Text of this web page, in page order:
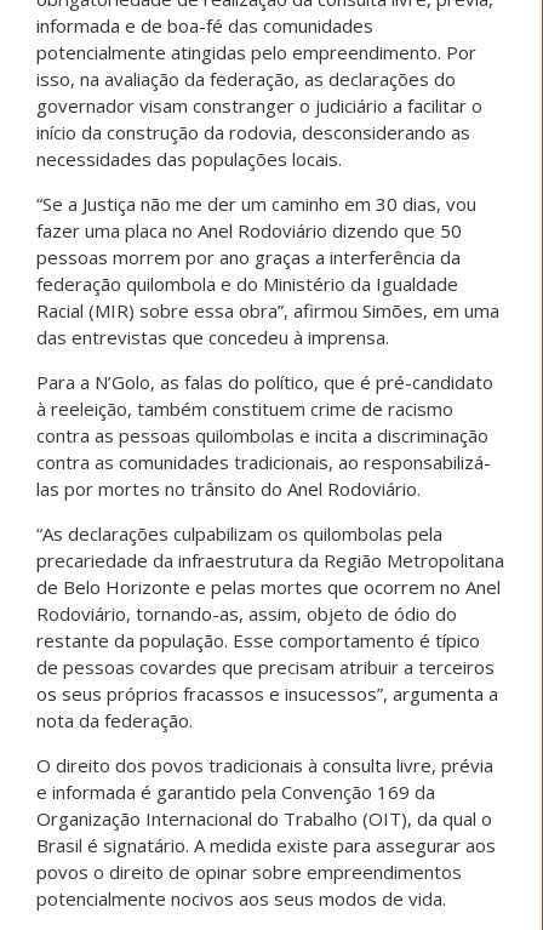
informada e de boa-fé das comunidades
potencialmente atingidas pelo empreendimento. Por
isso, na avaliação da federação, as declarações do
governador visam constranger o judiciário a facilitar o
início da construção da rodovia, desconsiderando as
necessidades das populações locais.
“Se a Justiça não me der um caminho em 30 dias, vou
fazer uma placa no Anel Rodoviário dizendo que 50
pessoas morrem por ano graças a interferência da
federação quilombola e do Ministério da Igualdade
Racial (MIR) sobre essa obra”, afirmou Simões, em uma
das entrevistas que concedeu à imprensa.
Para a N’Golo, as falas do político, que é pré-candidato
à reeleição, também constituem crime de racismo
contra as pessoas quilombolas e incita a discriminação
contra as comunidades tradicionais, ao responsabilizá-
las por mortes no trânsito do Anel Rodoviário.
“As declarações culpabilizam os quilombolas pela
precariedade da infraestrutura da Região Metropolitana
de Belo Horizonte e pelas mortes que ocorrem no Anel
Rodoviário, tornando-as, assim, objeto de ódio do
restante da população. Esse comportamento é típico
de pessoas covardes que precisam atribuir a terceiros
os seus próprios fracassos e insucessos”, argumenta a
nota da federação.
O direito dos povos tradicionais à consulta livre, prévia
e informada é garantido pela Convenção 169 da
Organização Internacional do Trabalho (OIT), da qual o
Brasil é signatário. A medida existe para assegurar aos
povos o direito de opinar sobre empreendimentos
potencialmente nocivos aos seus modos de vida.